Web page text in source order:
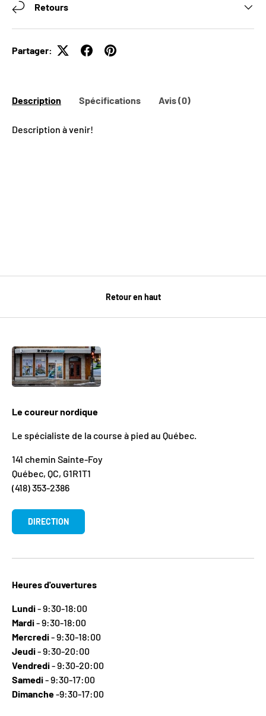
Retours
Partager:
Description Spécifications Avis (0)
Description à venir!
Retour en haut
Le coureur nordique
Le spécialiste de la course à pied au Québec.
141 chemin Sainte-Foy
Québec, QC, G1R1T1
(418) 353-2386
DIRECTION
Heures d'ouvertures
Lundi- 9:30-18:00
Mardi- 9:30-18:00
Mercredi- 9:30-18:00
Jeudi- 9:30-20:00
Vendredi- 9:30-20:00
Samedi- 9:30-17:00
Dimanche-9:30-17:00